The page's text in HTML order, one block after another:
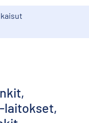
laitokset,